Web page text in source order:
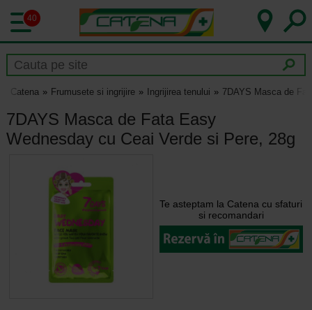
40
Catena Frumusete si ingrijire Ingrijirea tenului 7DAYS Masca de
7DAYS Masca de Fata Easy
Wednesday cu Ceai Verde si Pere, 28g
Te asteptam la Catena cu sfaturi
si recomandari